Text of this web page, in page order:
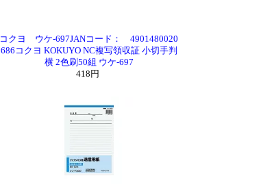
コクヨ ウケ-697JANコード： 4901480020
686コクヨ KOKUYO NC複写領収証 小切手判
横 2色刷50組 ウケ-697
418円